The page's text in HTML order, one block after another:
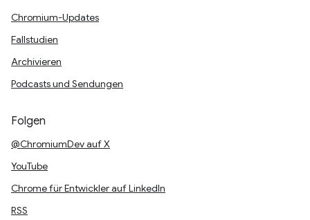
Chromium-Updates
Fallstudien
Archivieren
Podcasts und Sendungen
Folgen
@ChromiumDev auf X
YouTube
Chrome für Entwickler auf LinkedIn
RSS